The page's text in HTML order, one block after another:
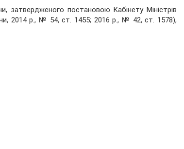
затвердженого постановою Кабінету Міністрів
2014 р., № 54, ст. 1455; 2016 р., № 42, ст. 1578),